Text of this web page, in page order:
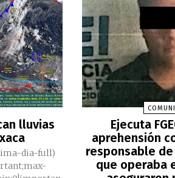
lluvias
dia-full)
Ejecuta
aprehensión
responsable
que operaba